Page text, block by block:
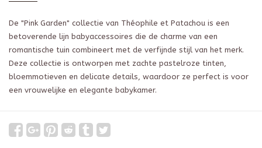
De "Pink Garden" collectie van Théophile et Patachou is een
betoverende lijn babyaccessoires die de charme van een
romantische tuin combineert met de verfijnde stijl van het merk.
Deze collectie is ontworpen met zachte pastelroze tinten,
bloemmotieven en delicate details, waardoor ze perfect is voor
een vrouwelijke en elegante babykamer.